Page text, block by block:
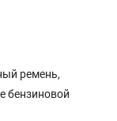
ремень,
бензиновой